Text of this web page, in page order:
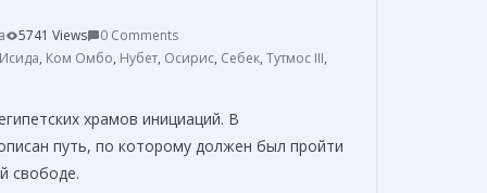
5741 Views
0 Comments
Исида, Ком Омбо, Нубет, Осирис, Себек, Тутмос III,
храмов инициаций. В
путь, по которому должен был пройти
свободе.